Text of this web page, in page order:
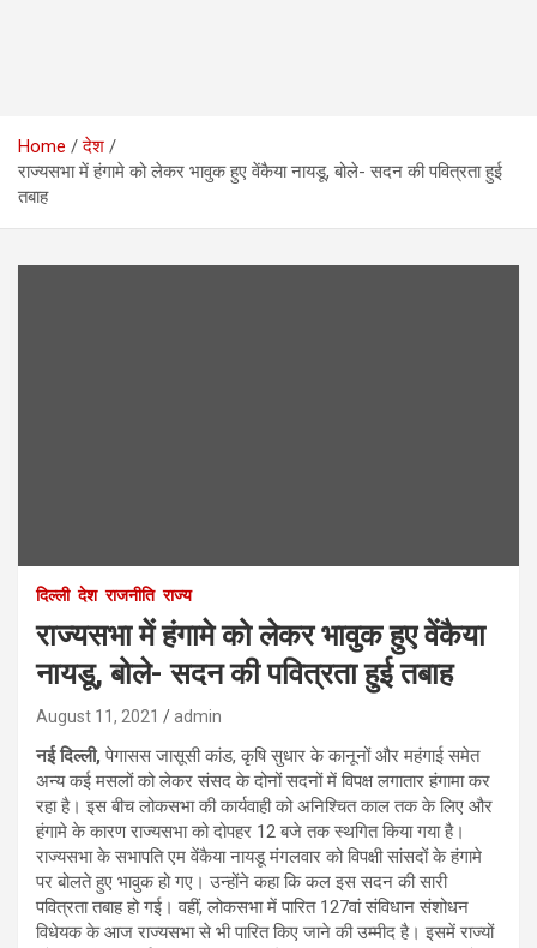
Home
देश
राज्यसभा में हंगामे को लेकर भावुक हुए वेंकैया नायडू, बोले- सदन की पवित्रता हुई
तबाह
दिल्ली देश राजनीति राज्य
राज्यसभा में हंगामे को लेकर भावुक हुए वेंकैया
नायडू, बोले- सदन की पवित्रता हुई तबाह
August 11, 2021 admin
नई दिल्ली,पेगासस जासूसी कांड, कृषि सुधार के कानूनों और महंगाई समेत
अन्य कई मसलों को लेकर संसद के दोनों सदनों में विपक्ष लगातार हंगामा कर
रहा है। इस बीच लोकसभा की कार्यवाही को अनिश्चित काल तक के लिए और
हंगामे के कारण राज्यसभा को दोपहर 12 बजे तक स्थगित किया गया है।
राज्यसभा के सभापति एम वेंकैया नायडू मंगलवार को विपक्षी सांसदों के हंगामे
पर बोलते हुए भावुक हो गए। उन्होंने कहा कि कल इस सदन की सारी
पवित्रता तबाह हो गई। वहीं, लोकसभा में पारित 127वां संविधान संशोधन
विधेयक के आज राज्यसभा से भी पारित किए जाने की उम्मीद है। इसमें राज्यों